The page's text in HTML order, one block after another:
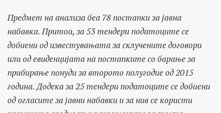
Предмет на анализа беа 78 постапки за јавна
набавка. Притоа, за 53 тендери податоците се
добиени од известувањата за склучените договори
или од евиденцијата на постапките со барање за
прибирање понуди за второто полугодие од 2015
година. Додека за 25 тендери податоците се добиени
од огласите за јавни набавки и за нив се користи